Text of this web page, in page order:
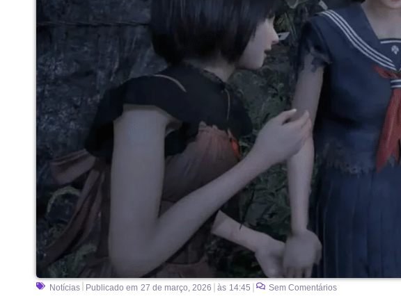
Notícias Publicado em 27 de março, 2026 às 14:45 Sem Comentários